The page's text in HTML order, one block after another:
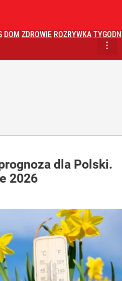
DOM ZDROWIE ROZRYWKA
dla Polski.
2026